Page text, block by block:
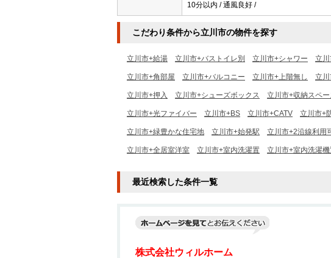
10分以内 / 通風良好 /
こだわり条件から立川市の物件を探す
立川市+給湯 立川市+バストイレ別 立川市+シャワー 立
立川市+角部屋 立川市+バルコニー 立川市+上階無し 立
立川市+押入 立川市+シューズボックス 立川市+収納スペー
立川市+光ファイバー 立川市+BS 立川市+CATV 立川市+
立川市+緑豊かな住宅地 立川市+始発駅 立川市+2沿線利用
立川市+全居室洋室 立川市+室内洗濯置 立川市+室内洗濯
最近検索した条件一覧
株式会社ウィルホーム